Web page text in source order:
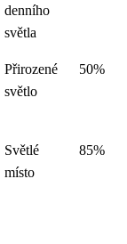
denního
světla
Přirozené
světlo
50%
Světlé
místo
85%